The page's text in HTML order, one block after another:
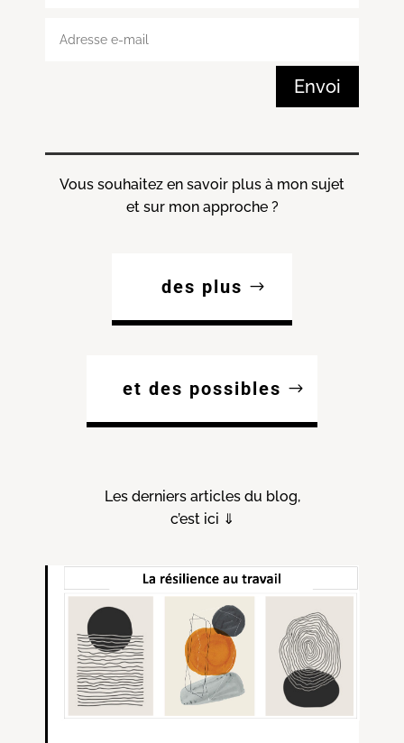
Envoi
Vous souhaitez en savoir plus à mon sujet
et sur mon approche ?
des plus
et des possibles
Les derniers articles du blog,
c’est ici ⇓